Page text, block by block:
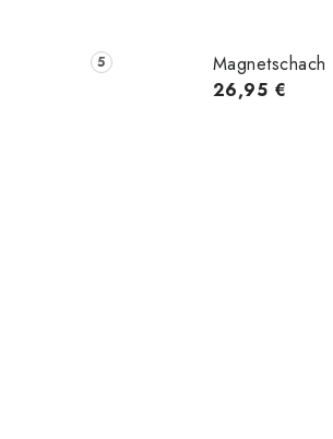
Magnetschach
26,95 €